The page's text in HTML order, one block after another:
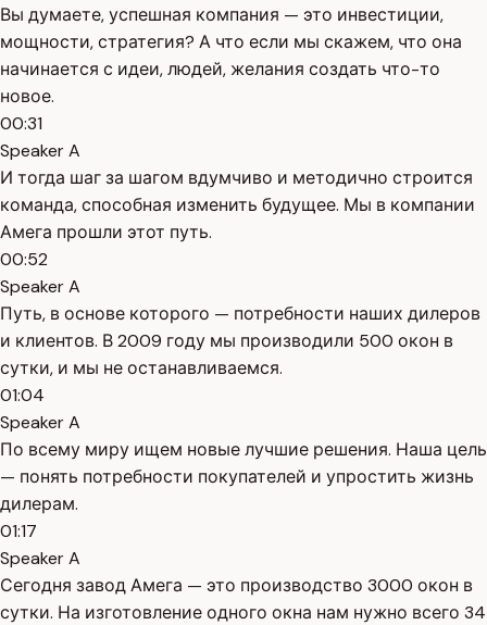
Вы думаете, успешная компания — это инвестиции,
мощности, стратегия? А что если мы скажем, что она
начинается с идеи, людей, желания создать что-то
новое.
00:31
Speaker A
И тогда шаг за шагом вдумчиво и методично строится
команда, способная изменить будущее. Мы в компании
Амега прошли этот путь.
00:52
Speaker A
Путь, в основе которого — потребности наших дилеров
и клиентов. В 2009 году мы производили 500 окон в
сутки, и мы не останавливаемся.
01:04
Speaker A
По всему миру ищем новые лучшие решения. Наша цель
— понять потребности покупателей и упростить жизнь
дилерам.
01:17
Speaker A
Сегодня завод Амега — это производство 3000 окон в
сутки. На изготовление одного окна нам нужно всего 34